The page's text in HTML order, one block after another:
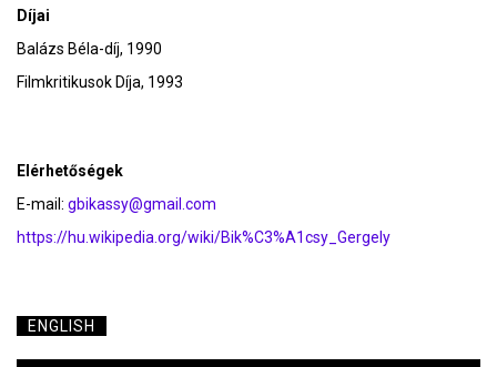
Díjai
Balázs Béla-díj, 1990
Filmkritikusok Díja, 1993
Elérhetőségek
E-mail: gbikassy@gmail.com
https://hu.wikipedia.org/wiki/Bik%C3%A1csy_Gergely
ENGLISH